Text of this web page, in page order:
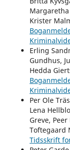
Krister
Erling
Gundhus,
Hedda
Per Ole
Lena
Greve,
Toftegaard
Tidsskrift